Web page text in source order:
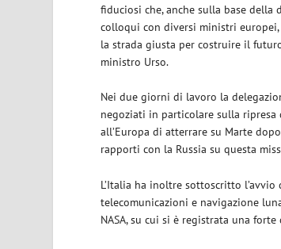
fiduciosi che, anche sulla base
colloqui con diversi ministri
la strada giusta per costruire il
ministro Urso.
Nei due giorni di lavoro la
negoziati in particolare sulla
all’Europa di atterrare su Marte
rapporti con la Russia su questa
L’Italia ha inoltre sottoscritto
telecomunicazioni e navigazione
NASA, su cui si è registrata una